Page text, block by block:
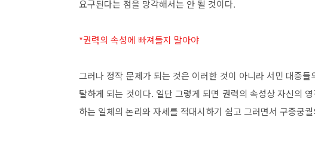
요구된다는 점을 망각해서는 안 될 것이다.
*권력의 속성에 빠져들지 말아야
그러나 정작 문제가 되는 것은 이러한 것이 아니라 서민 대중
탈하게 되는 것이다. 일단 그렇게 되면 권력의 속성상 자신의
하는 일체의 논리와 자세를 적대시하기 쉽고 그러면서 구중궁